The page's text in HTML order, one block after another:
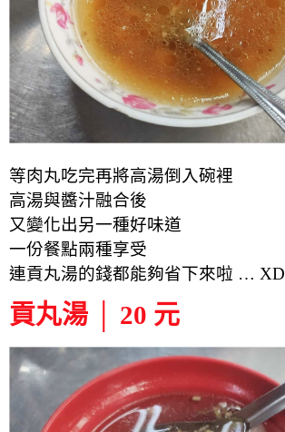
等肉丸吃完再將高湯倒入碗裡
高湯與醬汁融合後
又變化出另一種好味道
一份餐點兩種享受
連貢丸湯的錢都能夠省下來啦 … XD
貢丸湯 │ 20 元